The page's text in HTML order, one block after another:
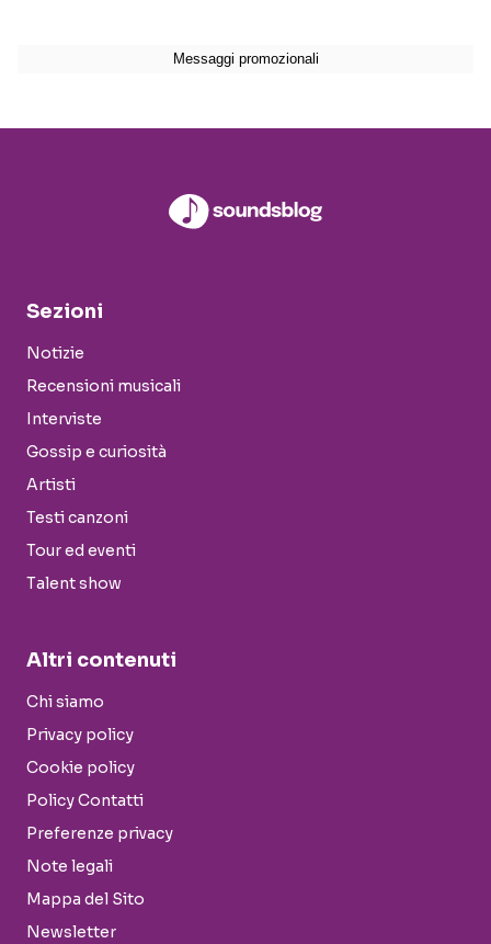
Sezioni
Notizie
Recensioni musicali
Interviste
Gossip e curiosità
Artisti
Testi canzoni
Tour ed eventi
Talent show
Altri contenuti
Chi siamo
Privacy policy
Cookie policy
Policy Contatti
Preferenze privacy
Note legali
Mappa del Sito
Newsletter